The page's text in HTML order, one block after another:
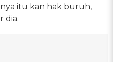
itu kan hak buruh,
dia.